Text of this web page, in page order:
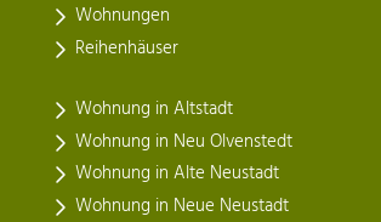
Wohnungen
Reihenhäuser
Wohnung in Altstadt
Wohnung in Neu Olvenstedt
Wohnung in Alte Neustadt
Wohnung in Neue Neustadt